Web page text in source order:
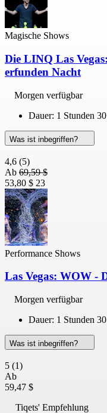
Magische Shows
Die LINQ Las
erfunden Nacht
Morgen verfügbar
Dauer: 1 Stunden
Was ist inbegriffen?
4,6 (5)
Ab 69,59 $
53,80 $ 23
Performance Shows
Las Vegas: WOW -
Morgen verfügbar
Dauer: 1 Stunden
Was ist inbegriffen?
5 (1)
Ab
59,47 $
Tiqets' Empfehlung